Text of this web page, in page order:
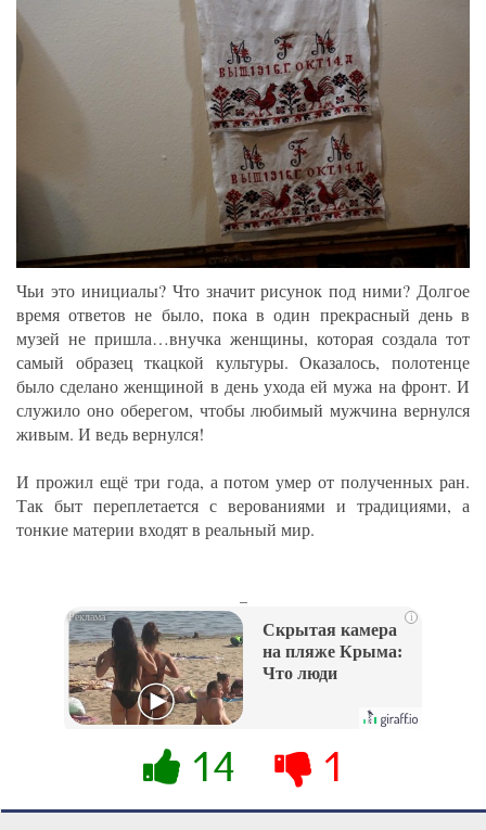
Чьи это инициалы? Что значит рисунок под ними? Долгое
время ответов не было, пока в один прекрасный день в
музей не пришла…внучка женщины, которая создала тот
самый образец ткацкой культуры. Оказалось, полотенце
было сделано женщиной в день ухода ей мужа на фронт. И
служило оно оберегом, чтобы любимый мужчина вернулся
живым. И ведь вернулся!
И прожил ещё три года, а потом умер от полученных ран.
Так быт переплетается с верованиями и традициями, а
тонкие материи входят в реальный мир.
i
Скрытая камера
на пляже Крыма:
Что люди
их не видят...
14 1